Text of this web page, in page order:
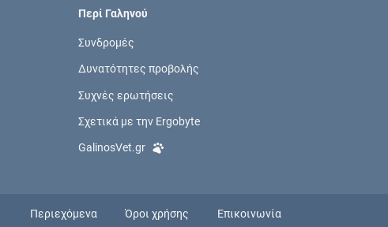
Περί Γαληνού
Συνδρομές
Δυνατότητες προβολής
Συχνές ερωτήσεις
Σχετικά με την Ergobyte
GalinosVet.gr
Περιεχόμενα Όροι χρήσης Επικοινωνία